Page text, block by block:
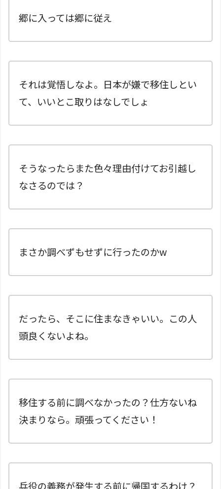
郷に入っては郷に従え
それは覚悟しなよ。日本が嫌で移住しとい
て、いいとこ取りはなしでしょ
そうなったらまた色々理由付けてお引越し
なさるのでは？
まさか調べずもせずに行ったのかw
だったら、そこに住まなきゃいい。この人
頭良くないよね。
移住する前に調べなかったの？仕方ないね
決まりなら。頑張ってください！
兵役の義務が発生する前に帰国するわけ？